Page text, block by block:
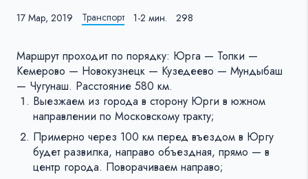
17 Мар, 2019 Транспорт 1-2 мин. 298
Маршрут проходит по порядку: Юрга — Топки —
Кемерово — Новокузнецк — Кузедеево — Мундыбаш
— Чугунаш. Расстояние 580 км.
Выезжаем из города в сторону Юрги в южном
направлении по Московскому тракту;
Примерно через 100 км перед въездом в Юргу
будет развилка, направо объездная, прямо — в
центр города. Поворачиваем направо;